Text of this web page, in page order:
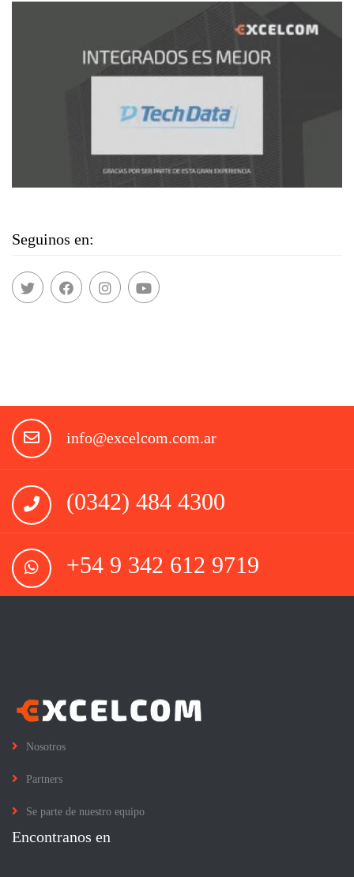
Seguinos en:
info@excelcom.com.ar
(0342) 484 4300
+54 9 342 612 9719
Nosotros
Partners
Se parte de nuestro equipo
Encontranos en